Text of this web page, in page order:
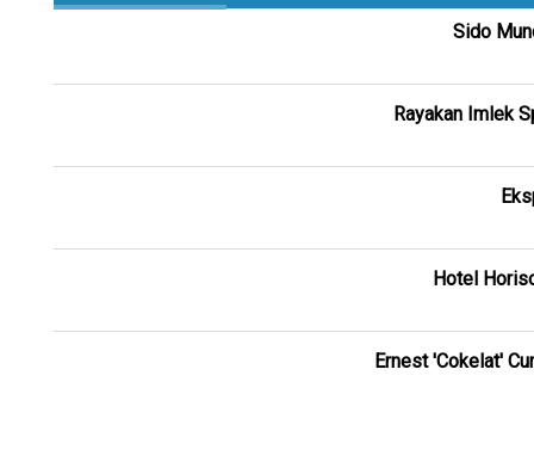
Sido
Rayakan Imlek
Hotel
Ernest 'Cokelat'